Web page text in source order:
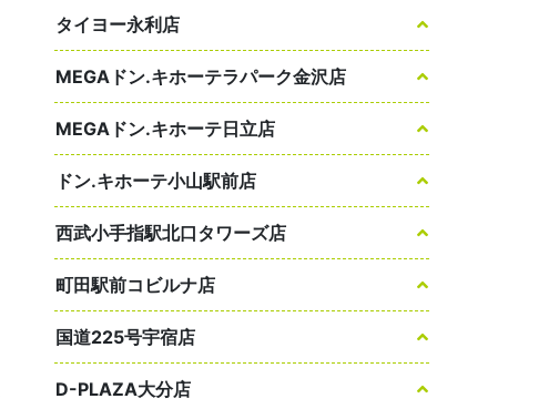
タイヨー永利店
MEGAドン.キホーテラパーク金沢店
MEGAドン.キホーテ日立店
ドン.キホーテ小山駅前店
西武小手指駅北口タワーズ店
町田駅前コビルナ店
国道225号宇宿店
D-PLAZA大分店